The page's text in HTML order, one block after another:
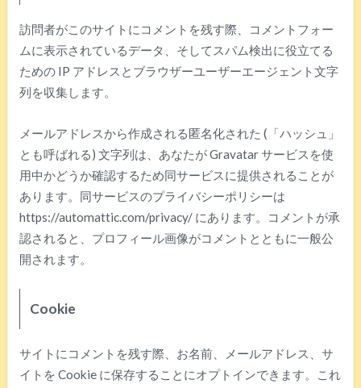
訪問者がこのサイトにコメントを残す際、コメントフォー
ムに表示されているデータ、そしてスパム検出に役立てる
ための IP アドレスとブラウザーユーザーエージェント文字
列を収集します。
メールアドレスから作成される匿名化された (「ハッシュ」
とも呼ばれる) 文字列は、あなたが Gravatar サービスを使
用中かどうか確認するため同サービスに提供されることが
あります。同サービスのプライバシーポリシーは
https://automattic.com/privacy/ にあります。コメントが承
認されると、プロフィール画像がコメントとともに一般公
開されます。
Cookie
サイトにコメントを残す際、お名前、メールアドレス、サ
イトを Cookie に保存することにオプトインできます。これ